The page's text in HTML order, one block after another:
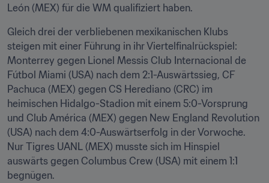
León (MEX) für die WM qualifiziert haben.
Gleich drei der verbliebenen mexikanischen Klubs
steigen mit einer Führung in ihr Viertelfinalrückspiel:
Monterrey gegen Lionel Messis Club Internacional de
Fútbol Miami (USA) nach dem 2:1-Auswärtssieg, CF
Pachuca (MEX) gegen CS Herediano (CRC) im
heimischen Hidalgo-Stadion mit einem 5:0-Vorsprung
und Club América (MEX) gegen New England Revolution
(USA) nach dem 4:0-Auswärtserfolg in der Vorwoche.
Nur Tigres UANL (MEX) musste sich im Hinspiel
auswärts gegen Columbus Crew (USA) mit einem 1:1
begnügen.